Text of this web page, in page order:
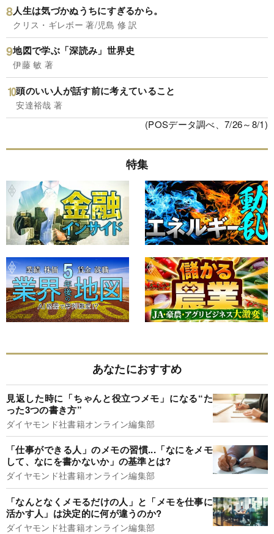
人生は気づかぬうちにすぎるから。
クリス・ギレボー 著/児島 修 訳
地図で学ぶ「深読み」世界史
伊藤 敏 著
頭のいい人が話す前に考えていること
安達裕哉 著
(POSデータ調べ、7/26～8/1)
特集
あなたにおすすめ
見返した時に「ちゃんと役立つメモ」になる“た
った3つの書き方”
ダイヤモンド社書籍オンライン編集部
「仕事ができる人」のメモの習慣...「なにをメモ
して、なにを書かないか」の基準とは?
ダイヤモンド社書籍オンライン編集部
「なんとなくメモるだけの人」と「メモを仕事に
活かす人」は決定的に何が違うのか?
ダイヤモンド社書籍オンライン編集部